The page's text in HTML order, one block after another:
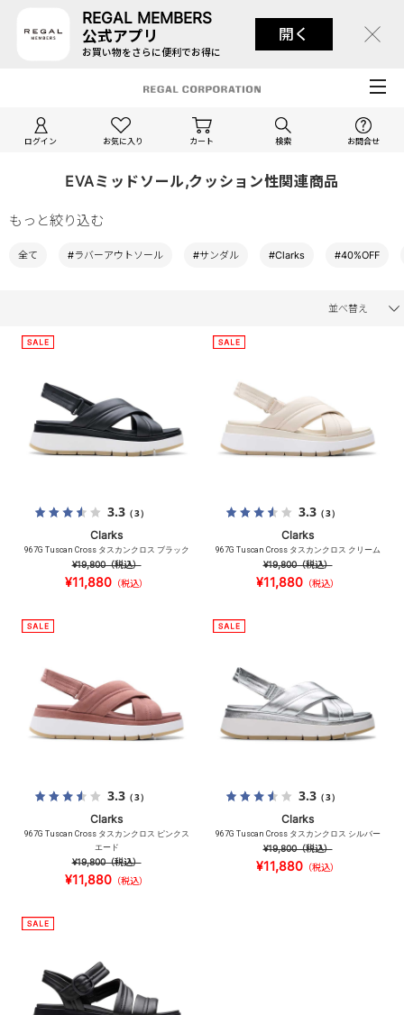
REGAL MEMBERS
公式アプリ
お買い物をさらに便利でお得に
開く
ログイン お気に入り カート 検索 お問合せ
EVAミッドソール,クッション性関連商品
もっと絞り込む
全て #ラバーアウトソール #サンダル #Clarks #40%OFF
並べ替え
3.3（3）
Clarks
967G Tuscan Cross タスカンクロス ブラック
¥19,800（税込）
¥11,880 （税込）
3.3（3）
Clarks
967G Tuscan Cross タスカンクロス クリーム
¥19,800（税込）
¥11,880 （税込）
3.3（3）
Clarks
967G Tuscan Cross タスカンクロス ピンクス
エード
¥19,800（税込）
¥11,880 （税込）
3.3（3）
Clarks
967G Tuscan Cross タスカンクロス シルバー
¥19,800（税込）
¥11,880 （税込）